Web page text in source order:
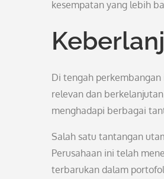
kesempatan yang lebih
Di tengah
relevan dan
menghadapi berbagai
Salah satu tantangan
Perusahaan ini telah
terbarukan dalam